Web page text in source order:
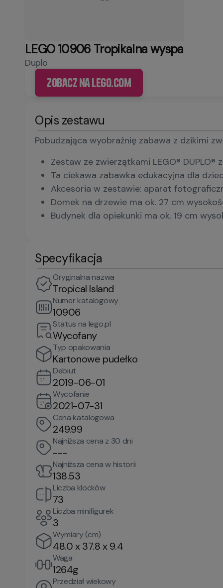
LEGO 10906 Tropikalna wyspa
Duplo
Zobacz na LEGO.com
Opis zestawu
Pobudzająca wyobraźnię zabawa z dzikimi
Zestaw ze zwierzątkami LEGO®
Ta ciekawa zabawka edukacyjna dla
Akcesoria w zestawie: aparat
Domek na drzewie ma ok. 27 cm
Budynek dla opiekunki ma ok. 19 cm
Specyfikacja
Oryginalna nazwa
Tropical Island
Numer katalogowy
10906
Status na lego.pl
Wycofany
Typ opakowania
Kartonowe pudełko
Debiut
2019-06-01
Wycofanie
2021-07-31
Cena katalogowa
249.99
Najniższa cena z 30 dni
---
Najniższa cena w historii
138.53
Liczba klocków
73
Liczba minifigurek
3
Wymiary (cm)
48.0 x 37.8 x 9.4
Waga
1264g
Przedział wiekowy